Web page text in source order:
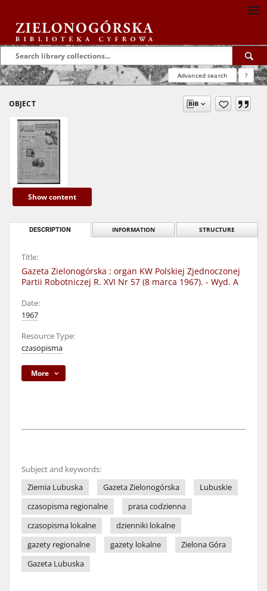
Advanced search ?
OBJECT
Show content
DESCRIPTION INFORMATION STRUCTURE
Title:
Gazeta Zielonogórska : organ KW Polskiej Zjednoczonej
Partii Robotniczej R. XVI Nr 57 (8 marca 1967). - Wyd. A
Date:
1967
Resource Type:
czasopisma
More
Subject and keywords:
Ziemia Lubuska
Gazeta Zielonogórska
Lubuskie
czasopisma regionalne
prasa codzienna
czasopisma lokalne
dzienniki lokalne
gazety regionalne
gazety lokalne
Zielona Góra
Gazeta Lubuska